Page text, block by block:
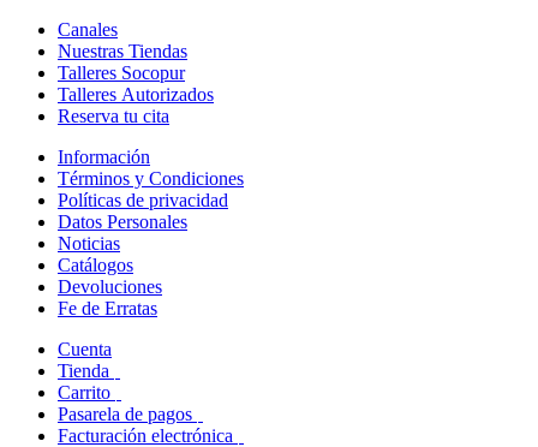
Canales
Nuestras Tiendas
Talleres Socopur
Talleres Autorizados
Reserva tu cita
Información
Términos y Condiciones
Políticas de privacidad
Datos Personales
Noticias
Catálogos
Devoluciones
Fe de Erratas
Cuenta
Tienda
Carrito
Pasarela de pagos
Facturación electrónica